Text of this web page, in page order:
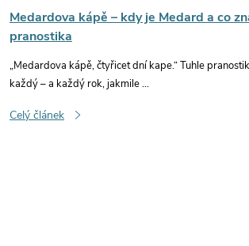
Medardova kápě – kdy je Medard a co
pranostika
„Medardova kápě, čtyřicet dní kape.“ Tuhle
každý – a každý rok, jakmile ...
Celý článek